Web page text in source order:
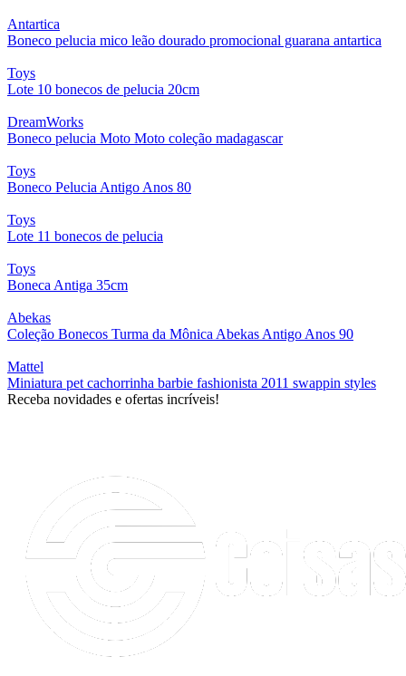
Antartica
Boneco pelucia mico leão dourado promocional guarana antartica
Toys
Lote 10 bonecos de pelucia 20cm
DreamWorks
Boneco pelucia Moto Moto coleção madagascar
Toys
Boneco Pelucia Antigo Anos 80
Toys
Lote 11 bonecos de pelucia
Toys
Boneca Antiga 35cm
Abekas
Coleção Bonecos Turma da Mônica Abekas Antigo Anos 90
Mattel
Miniatura pet cachorrinha barbie fashionista 2011 swappin styles
Receba novidades e ofertas incríveis!